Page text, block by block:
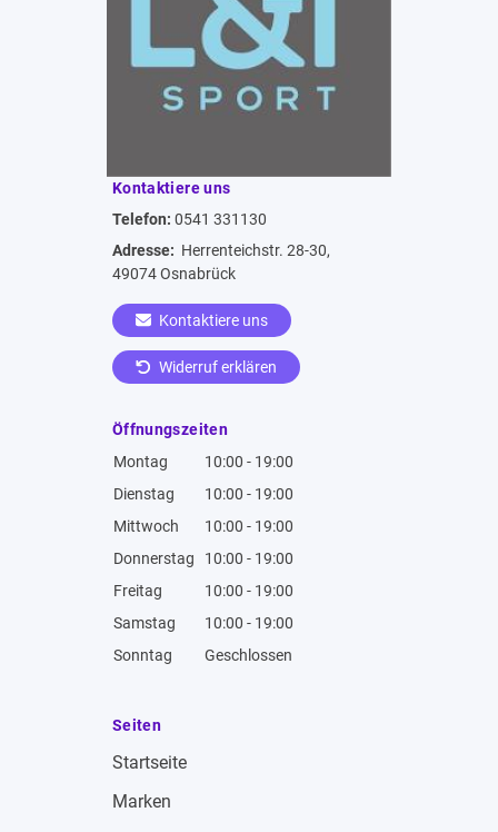
Kontaktiere uns
Telefon: 0541 331130
Adresse: Herrenteichstr. 28-30,
49074 Osnabrück
Kontaktiere uns
Widerruf erklären
Öffnungszeiten
Montag
10:00 - 19:00
Dienstag
10:00 - 19:00
Mittwoch
10:00 - 19:00
Donnerstag
10:00 - 19:00
Freitag
10:00 - 19:00
Samstag
10:00 - 19:00
Sonntag
Geschlossen
Seiten
Startseite
Marken